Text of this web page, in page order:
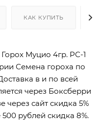
КАК КУПИТЬ
Муцио 4гр. РС-1
Семена гороха по
в и по всей
через Боксберри
через сайт скидка 5%
рублей скидка 8%.